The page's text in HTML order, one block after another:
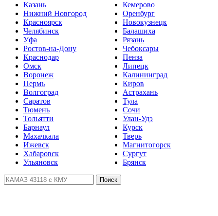
Казань
Нижний Новгород
Красноярск
Челябинск
Уфа
Ростов-на-Дону
Краснодар
Омск
Воронеж
Пермь
Волгоград
Саратов
Тюмень
Тольятти
Барнаул
Махачкала
Ижевск
Хабаровск
Ульяновск
Кемерово
Оренбург
Новокузнецк
Балашиха
Рязань
Чебоксары
Пенза
Липецк
Калининград
Киров
Астрахань
Тула
Сочи
Улан-Удэ
Курск
Тверь
Магнитогорск
Сургут
Брянск
Поиск